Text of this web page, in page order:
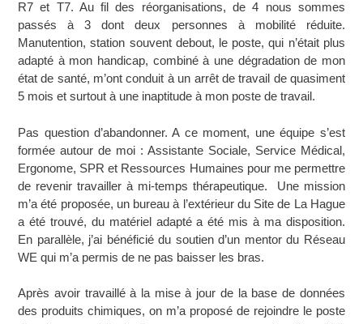
R7 et T7. Au fil des réorganisations, de 4 nous sommes
passés à 3 dont deux personnes à mobilité réduite.
Manutention, station souvent debout, le poste, qui n’était plus
adapté à mon handicap, combiné à une dégradation de mon
état de santé, m’ont conduit à un arrêt de travail de quasiment
5 mois et surtout à une inaptitude à mon poste de travail.
Pas question d’abandonner. A ce moment, une équipe s’est
formée autour de moi : Assistante Sociale, Service Médical,
Ergonome, SPR et Ressources Humaines pour me permettre
de revenir travailler à mi-temps thérapeutique. Une mission
m’a été proposée, un bureau à l’extérieur du Site de La Hague
a été trouvé, du matériel adapté a été mis à ma disposition.
En parallèle, j’ai bénéficié du soutien d’un mentor du Réseau
WE qui m’a permis de ne pas baisser les bras.
Après avoir travaillé à la mise à jour de la base de données
des produits chimiques, on m’a proposé de rejoindre le poste